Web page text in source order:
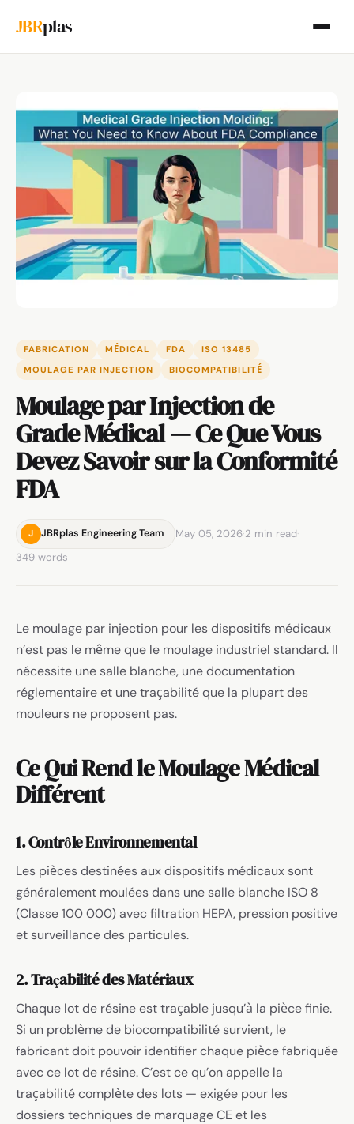
JBRplas
FABRICATION MÉDICAL FDA
ISO 13485
MOULAGE PAR INJECTION
BIOCOMPATIBILITÉ
Moulage par Injection de
Grade Médical — Ce Que Vous
Devez Savoir sur la Conformité
FDA
J JBRplas Engineering Team May 05, 2026·2 min read·
349 words
Le moulage par injection pour les dispositifs médicaux
n’est pas le même que le moulage industriel standard. Il
nécessite une salle blanche, une documentation
réglementaire et une traçabilité que la plupart des
mouleurs ne proposent pas.
Ce Qui Rend le Moulage Médical
Différent
1. Contrôle Environnemental
Les pièces destinées aux dispositifs médicaux sont
généralement moulées dans une salle blanche ISO 8
(Classe 100 000) avec filtration HEPA, pression positive
et surveillance des particules.
2. Traçabilité des Matériaux
Chaque lot de résine est traçable jusqu’à la pièce finie.
Si un problème de biocompatibilité survient, le
fabricant doit pouvoir identifier chaque pièce fabriquée
avec ce lot de résine. C’est ce qu’on appelle la
traçabilité complète des lots — exigée pour les
dossiers techniques de marquage CE et les